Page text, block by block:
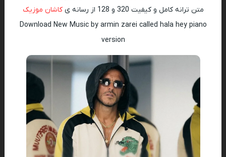
متن ترانه کامل و کیفیت 320 و 128 از رسانه ی
کاشان موزیک
Download New Music by armin zarei called hala hey piano
version